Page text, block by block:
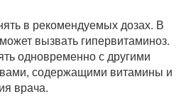
в рекомендуемых дозах. В
вызвать гипервитаминоз.
одновременно с другими
содержащими витамины и
врача.